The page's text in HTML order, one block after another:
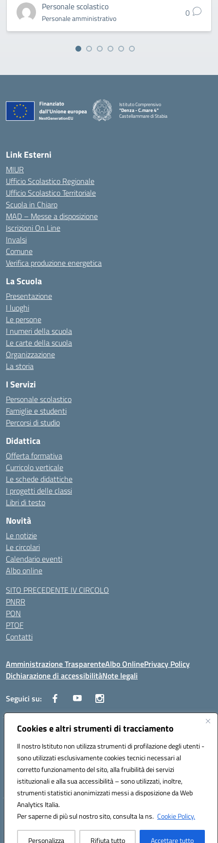
Cookies e altri strumenti di tracciamento
Il nostro Istituto non utilizza strumenti di profilazione degli utenti -
sono utilizzati esclusivamente cookies tecnici necessari al
corretto funzionamento del sito, alla fruibilità dei servizi
istituzionali e alla sua accessibilità – sono utilizzati, inoltre,
strumenti statistici anonimizzati messi a disposizione da Web
Analytics Italia.
Per saperne di più sul nostro sito, consulta la ns. Cookie Policy.
Personalizza Rifiuta tutto Accettare tutto
Personale scolastico
Personale amministrativo 0
Istituto Comprensivo
"Denza - C.mare 4"
Castellammare di Stabia
Link Esterni
MIUR
Ufficio Scolastico Regionale
Ufficio Scolastico Territoriale
Scuola in Chiaro
MAD – Messe a disposizione
Iscrizioni On Line
Invalsi
Comune
Verifica produzione energetica
La Scuola
Presentazione
I luoghi
Le persone
I numeri della scuola
Le carte della scuola
Organizzazione
La storia
I Servizi
Personale scolastico
Famiglie e studenti
Percorsi di studio
Didattica
Offerta formativa
Curricolo verticale
Le schede didattiche
I progetti delle classi
Libri di testo
Novità
Le notizie
Le circolari
Calendario eventi
Albo online
SITO PRECEDENTE IV CIRCOLO
PNRR
PON
PTOF
Contatti
Amministrazione TrasparenteAlbo OnlinePrivacy Policy
Dichiarazione di accessibilitàNote legali
Seguici su:
Traversa Fondo d'Orto n.19B - Cap 80053 - Castellammare di Stabia
(NA) - Tel. 0818701043 - Mail: naic847006@istruzione.it - PEC:
Codice meccanografico: NAIC847006 - Codice iPA: istsc_naic847006 -
C.F. 82009060631 - Codice univoco fatturazione elettronica (CUF):
UFUAUC
Hosting & Powered by 3D Solution S.r.l.
Concept & Design by Designers Italia